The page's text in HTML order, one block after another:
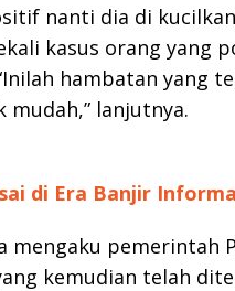
nanti dia di
kasus orang yang
hambatan yang
mudah,” lanjutnya.
di Era Banjir
mengaku pemerintah
kemudian telah